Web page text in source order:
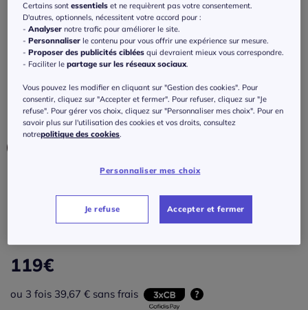
Exclu web
Combinaison en jersey doux col bénitier
manches mi-longues
Couleur :noir
Veuillez sélectionner une taille
119€
ou 3 fois 39,67 € sans frais ?
Certains sontessentiels et ne requièrent pas votre consentement.
D'autres, optionnels, nécessitent votre accord pour :
-Analyser notre trafic pour améliorer le site.
-Personnaliser le contenu pour vous offrir une expérience sur mesure.
-Proposer des publicités ciblées qui devraient mieux vous correspondre.
- Faciliter lepartage sur les réseaux sociaux.
Vous pouvez les modifier en cliquant sur "Gestion des cookies". Pour
consentir, cliquez sur "Accepter et fermer". Pour refuser, cliquez sur "Je
refuse". Pour gérer vos choix, cliquez sur "Personnaliser mes choix". Pour en
savoir plus sur l'utilisation des cookies et vos droits, consultez
notrepolitique des cookies.
Personnaliser mes choix
Je refuse Accepter et fermer